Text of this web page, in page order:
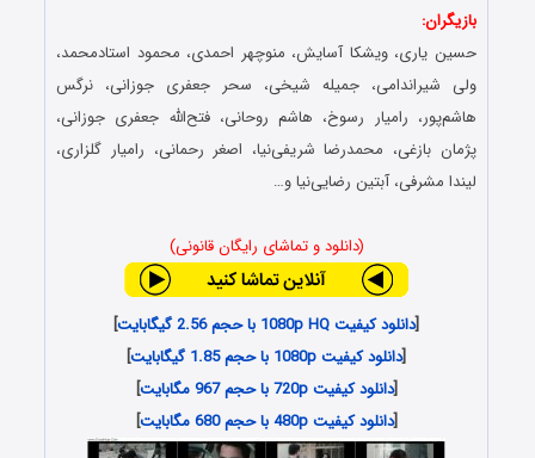
بازیگران:
حسین یاری، ویشکا آسایش، منوچهر احمدی، محمود استادمحمد،
ولی شیراندامی، جمیله شیخی، سحر جعفری جوزانی، نرگس
هاشم‌پور، رامیار رسوخ، هاشم روحانی، فتح‌الله جعفری جوزانی،
پژمان بازغی، محمدرضا شریفی‌نیا، اصغر رحمانی، رامیار گلزاری،
لیندا مشرفی، آبتین رضایی‌نیا و…
(دانلود و تماشای رایگان قانونی)
[دانلود کیفیت 1080p HQ با حجم 2.56 گیگابایت
]
[دانلود کیفیت 1080p با حجم 1.85 گیگابایت
]
[دانلود کیفیت 720p با حجم 967 مگابایت
]
[دانلود کیفیت 480p با حجم 680 مگابایت ]